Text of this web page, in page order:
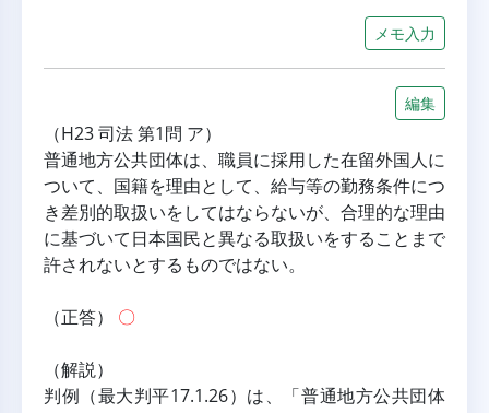
メモ入力
編集
（H23 司法 第1問 ア）
普通地方公共団体は、職員に採用した在留外国人に
ついて、国籍を理由として、給与等の勤務条件につ
き差別的取扱いをしてはならないが、合理的な理由
に基づいて日本国民と異なる取扱いをすることまで
許されないとするものではない。
（正答） 〇
（解説）
判例（最大判平17.1.26）は、「普通地方公共団体